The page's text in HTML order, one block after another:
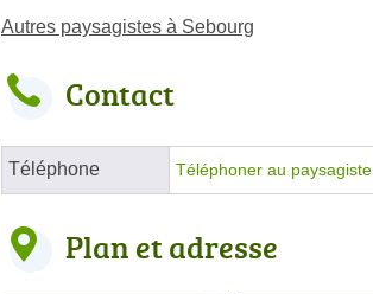
Autres paysagistes à Sebourg
Contact
Téléphone Téléphoner au paysagiste
Plan et adresse